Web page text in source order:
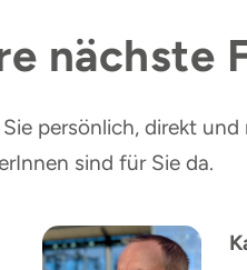
nächste
persönlich, direkt
sind für Sie da.